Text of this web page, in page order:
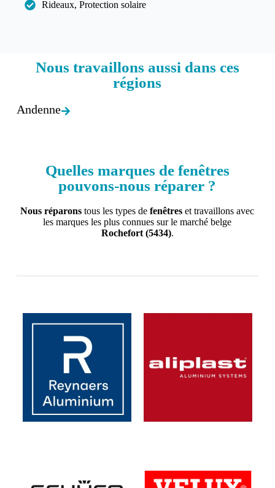
Rideaux, Protection solaire
Nous travaillons aussi dans ces
régions​
Andenne
Quelles marques de fenêtres
pouvons-nous réparer ?
Nous réparons tous les types defenêtres et travaillons avec
les marques les plus connues sur le marché belge
Rochefort(5434).